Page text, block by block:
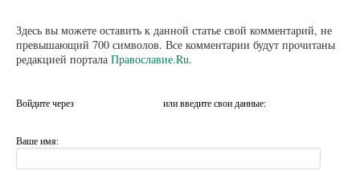
Здесь вы можете оставить к данной статье свой комментарий, не
превышающий 700 символов. Все комментарии будут прочитаны
редакцией портала Православие.Ru.
Войдите через или введите свои данные:
Ваше имя: